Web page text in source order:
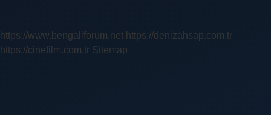
https://www.bengaliforum.net https://denizahsap.com.tr
https://cinefilm.com.tr Sitemap